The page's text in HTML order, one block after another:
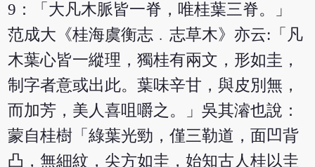
9：「大凡木脈皆一脊，唯桂葉三脊。」
范成大《桂海虞衡志﹒志草木》亦云:「凡
木葉心皆一縱理，獨桂有兩文，形如圭，
制字者意或出此。葉味辛甘，與皮別無，
而加芳，美人喜咀嚼之。」吳其濬也說：
蒙自桂樹「綠葉光勁，僅三勒道，面凹背
凸，無細紋，尖方如圭，始知古人桂以圭